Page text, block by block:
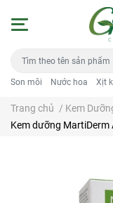
Son môi Nước hoa Xịt
Trang chủ / Kem
Kem dưỡng MartiDerm